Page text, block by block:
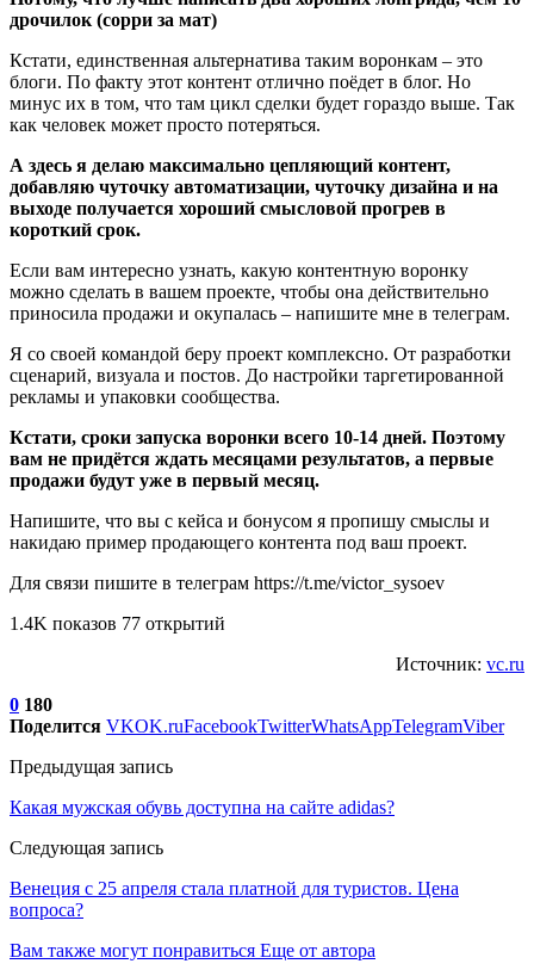
дрочилок (сорри за мат)
Кстати, единственная альтернатива таким воронкам – это
блоги. По факту этот контент отлично поёдет в блог. Но
минус их в том, что там цикл сделки будет гораздо выше. Так
как человек может просто потеряться.
А здесь я делаю максимально цепляющий контент,
добавляю чуточку автоматизации, чуточку дизайна и на
выходе получается хороший смысловой прогрев в
короткий срок.
Если вам интересно узнать, какую контентную воронку
можно сделать в вашем проекте, чтобы она действительно
приносила продажи и окупалась – напишите мне в телеграм.
Я со своей командой беру проект комплексно. От разработки
сценарий, визуала и постов. До настройки таргетированной
рекламы и упаковки сообщества.
Кстати, сроки запуска воронки всего 10-14 дней. Поэтому
вам не придётся ждать месяцами результатов, а первые
продажи будут уже в первый месяц.
Напишите, что вы с кейса и бонусом я пропишу смыслы и
накидаю пример продающего контента под ваш проект.
Для связи пишите в телеграм https://t.me/victor_sysoev
1.4K показов 77 открытий
Источник: vc.ru
0 180
Поделится VKOK.ruFacebookTwitterWhatsAppTelegramViber
Предыдущая запись
Какая мужская обувь доступна на сайте adidas?
Следующая запись
Венеция с 25 апреля стала платной для туристов. Цена
вопроса?
Вам также могут понравиться Еще от автора